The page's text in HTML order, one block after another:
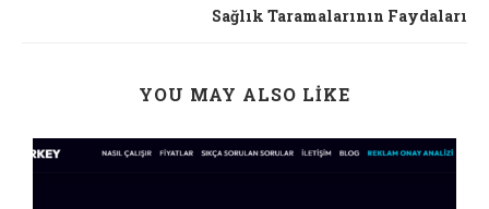
Sağlık Taramalarının Faydaları
YOU MAY ALSO LIKE